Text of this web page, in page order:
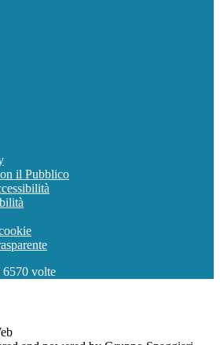
il Pubblico
6570 volte